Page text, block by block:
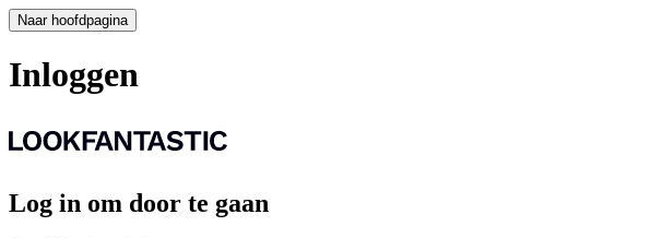
Naar hoofdpagina
Inloggen
Log in om door te gaan